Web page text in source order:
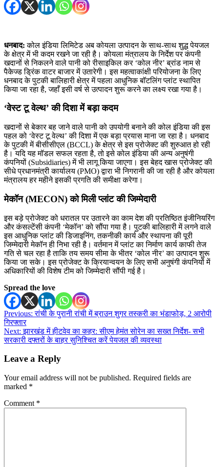
धनबाद: कोल इंडिया लिमिटेड अब कोयला उत्पादन के साथ-साथ शुद्ध पेयजल
के क्षेत्र में भी कदम रखने जा रही है। कोयला मंत्रालय के निर्देश पर कंपनी
खदानों से निकलने वाले पानी को रीसाइकिल कर ‘कोल नीर’ ब्रांड नाम से
पैकेज्ड ड्रिंक वाटर बाजार में उतारेगी। इस महत्वाकांक्षी परियोजना के लिए
धनबाद के पुटकी बालिहारी क्षेत्र में पहला आधुनिक बॉटलिंग प्लांट स्थापित
किया जा रहा है, जहाँ इसी वर्ष से उत्पादन शुरू करने का लक्ष्य रखा गया है।
‘वेस्ट टू वेल्थ’ की दिशा में बड़ा कदम
खदानों से बेकार बह जाने वाले पानी को उपयोगी बनाने की कोल इंडिया की इस
पहल को ‘वेस्ट टू वेल्थ’ की दिशा में एक बड़ा प्रयास माना जा रहा है। धनबाद
के पुटकी में बीसीसीएल (BCCL) के क्षेत्र से इस प्रोजेक्ट की शुरुआत हो रही
है। यदि यह मॉडल सफल रहता है, तो इसे कोल इंडिया की अन्य अनुषंगी
कंपनियों (Subsidiaries) में भी लागू किया जाएगा। इस बेहद खास प्रोजेक्ट की
सीधे प्रधानमंत्री कार्यालय (PMO) द्वारा भी निगरानी की जा रही है और कोयला
मंत्रालय हर महीने इसकी प्रगति की समीक्षा करेगा।
मेकॉन (MECON) को मिली प्लांट की जिम्मेदारी
इस बड़े प्रोजेक्ट को धरातल पर उतारने का काम देश की प्रतिष्ठित इंजीनियरिंग
और कंसल्टेंसी कंपनी ‘मेकॉन’ को सौंपा गया है। पुटकी बालिहारी में लगने वाले
इस आधुनिक प्लांट की डिजाइनिंग, तकनीकी कार्य और स्थापना की पूरी
जिम्मेदारी मेकॉन ही निभा रही है। वर्तमान में प्लांट का निर्माण कार्य काफी तेज
गति से चल रहा है ताकि तय समय सीमा के भीतर ‘कोल नीर’ का उत्पादन शुरू
किया जा सके। इस प्रोजेक्ट के क्रियान्वयन के लिए सभी अनुषंगी कंपनियों में
अधिकारियों की विशेष टीम को जिम्मेदारी सौंपी गई है।
Spread the love
Post
navigation
Previous: रांची के पुरानी रांची में ब्राउन शुगर तस्करी का भंडाफोड़, 2 आरोपी
गिरफ्तार
Next: झारखंड में हीटवेव का कहर: सीएम हेमंत सोरेन का सख्त निर्देश- सभी
सरकारी दफ्तरों के बाहर सुनिश्चित करें पेयजल की व्यवस्था
Leave a Reply
Your email address will not be published. Required fields are
marked *
Comment *